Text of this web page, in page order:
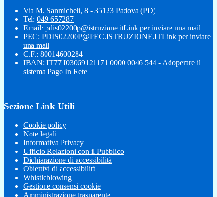
Via M. Sanmicheli, 8 - 35123 Padova (PD)
Tel: 049 657287
Email: pdis02200p@istruzione.itLink per inviare una mail
PEC: PDIS02200P@PEC.ISTRUZIONE.ITLink per inviare
una mail
C.F.: 80014600284
IBAN: IT77 I03069121171 0000 0046 544 - Adoperare il
sistema Pago In Rete
Sezione Link Utili
Cookie policy
Note legali
Informativa Privacy
Ufficio Relazioni con il Pubblico
Dichiarazione di accessibilità
Obiettivi di accessibilità
Whistleblowing
Gestione consensi cookie
Amministrazione trasparente